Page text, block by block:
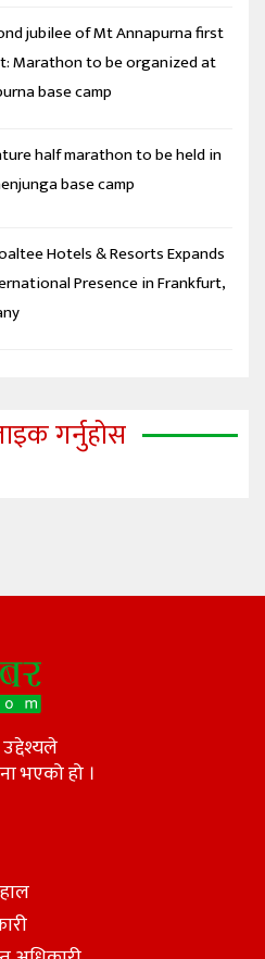
jubilee of Mt Annapurna first
Marathon to be organized at
base camp
half marathon to be held in
base camp
Hotels & Resorts Expands
Presence in Frankfurt,
गर्नुहोस
भएको हो ।